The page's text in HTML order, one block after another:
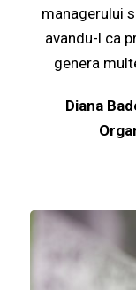
managerului
avandu-l ca
genera
Diana